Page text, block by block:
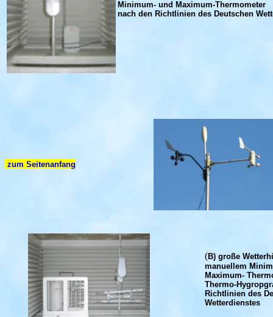
Minimum- und Maximum-Thermometer
nach den Richtlinien des Deutschen
zum Seitenanfang
(B) große
manuellem
Maximum-
Thermo-
Richtlinien des
Wetterdienstes